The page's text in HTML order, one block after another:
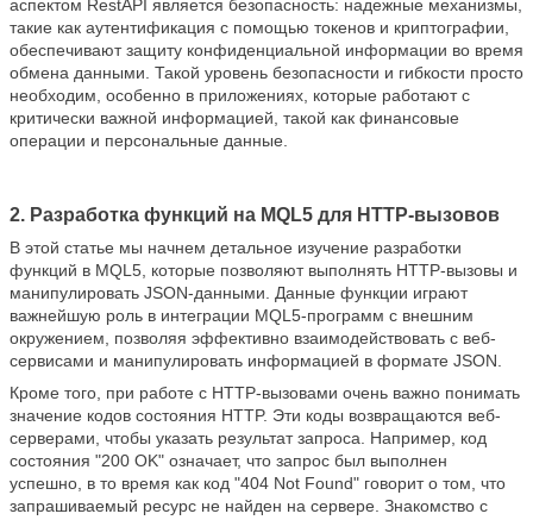
аспектом RestAPI является безопасность: надежные механизмы,
такие как аутентификация с помощью токенов и криптографии,
обеспечивают защиту конфиденциальной информации во время
обмена данными. Такой уровень безопасности и гибкости просто
необходим, особенно в приложениях, которые работают с
критически важной информацией, такой как финансовые
операции и персональные данные.
2. Разработка функций на MQL5 для HTTP-вызовов
В этой статье мы начнем детальное изучение разработки
функций в MQL5, которые позволяют выполнять HTTP-вызовы и
манипулировать JSON-данными. Данные функции играют
важнейшую роль в интеграции MQL5-программ с внешним
окружением, позволяя эффективно взаимодействовать с веб-
сервисами и манипулировать информацией в формате JSON.
Кроме того, при работе с HTTP-вызовами очень важно понимать
значение кодов состояния HTTP. Эти коды возвращаются веб-
серверами, чтобы указать результат запроса. Например, код
состояния "200 OK" означает, что запрос был выполнен
успешно, в то время как код "404 Not Found" говорит о том, что
запрашиваемый ресурс не найден на сервере. Знакомство с